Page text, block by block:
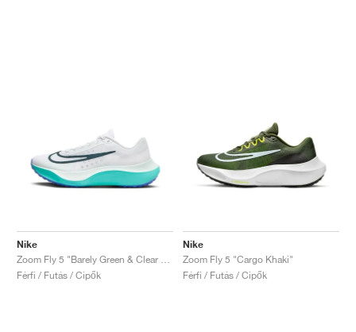
Nike
Férfi / Futás / Cipők
Nike
Zoom Fly 5 "Cargo Khaki"
Férfi / Futás / Cipők